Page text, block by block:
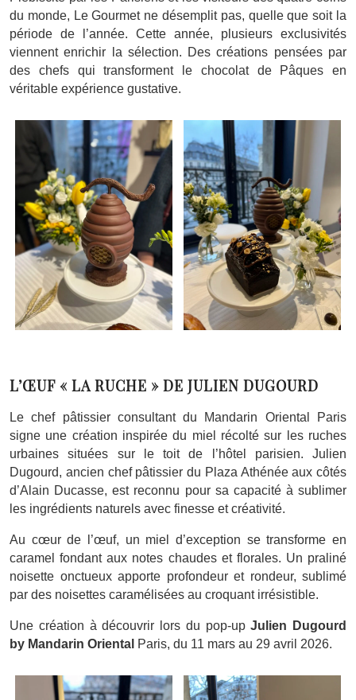
du monde, Le Gourmet ne désemplit pas, quelle que soit la
période de l’année. Cette année, plusieurs exclusivités
viennent enrichir la sélection. Des créations pensées par
des chefs qui transforment le chocolat de Pâques en
véritable expérience gustative.
L’ŒUF « LA RUCHE » DE JULIEN DUGOURD
Le chef pâtissier consultant du Mandarin Oriental Paris
signe une création inspirée du miel récolté sur les ruches
urbaines situées sur le toit de l’hôtel parisien. Julien
Dugourd, ancien chef pâtissier du Plaza Athénée aux côtés
d’Alain Ducasse, est reconnu pour sa capacité à sublimer
les ingrédients naturels avec finesse et créativité.
Au cœur de l’œuf, un miel d’exception se transforme en
caramel fondant aux notes chaudes et florales. Un praliné
noisette onctueux apporte profondeur et rondeur, sublimé
par des noisettes caramélisées au croquant irrésistible.
Une création à découvrir lors du pop-upJulien Dugourd
by Mandarin Oriental Paris, du 11 mars au 29 avril 2026.